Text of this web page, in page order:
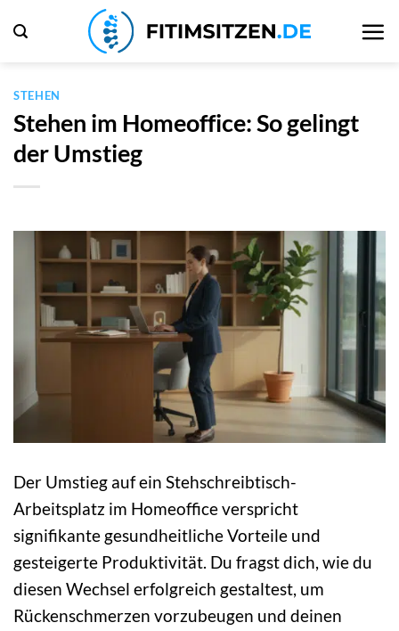
Inhalt
STEHEN
Stehen im Homeoffice: So gelingt
der Umstieg
Der Umstieg auf ein Stehschreibtisch-
Arbeitsplatz im Homeoffice verspricht
signifikante gesundheitliche Vorteile und
gesteigerte Produktivität. Du fragst dich, wie du
diesen Wechsel erfolgreich gestaltest, um
Rückenschmerzen vorzubeugen und deinen